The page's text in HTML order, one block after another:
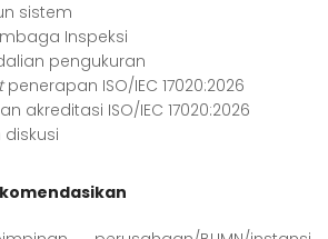
sistem
Inspeksi
pengukuran
penerapan ISO/IEC 17020:2026
akreditasi ISO/IEC 17020:2026